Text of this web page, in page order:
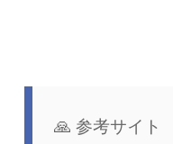
参考サイト